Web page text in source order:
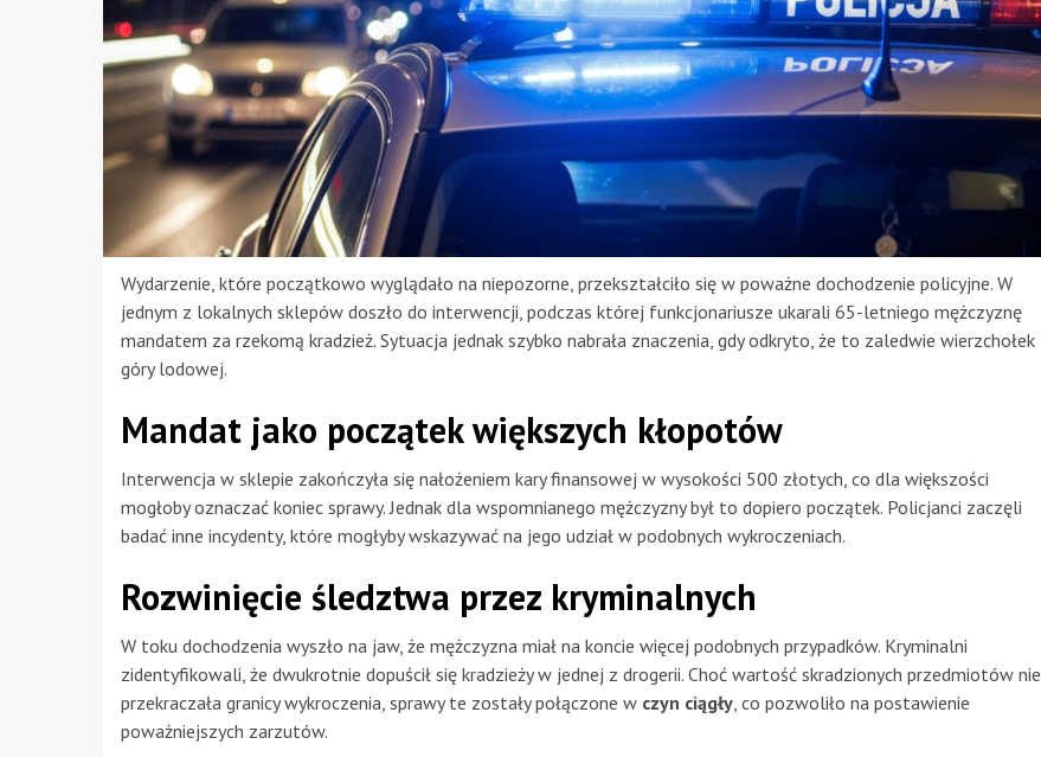
Wydarzenie, które początkowo wyglądało na niepozorne, przekształciło się w poważne dochodzenie policyjne. W
jednym z lokalnych sklepów doszło do interwencji, podczas której funkcjonariusze ukarali 65-letniego mężczyznę
mandatem za rzekomą kradzież. Sytuacja jednak szybko nabrała znaczenia, gdy odkryto, że to zaledwie wierzchołek
góry lodowej.
Mandat jako początek większych kłopotów
Interwencja w sklepie zakończyła się nałożeniem kary finansowej w wysokości 500 złotych, co dla większości
mogłoby oznaczać koniec sprawy. Jednak dla wspomnianego mężczyzny był to dopiero początek. Policjanci zaczęli
badać inne incydenty, które mogłyby wskazywać na jego udział w podobnych wykroczeniach.
Rozwinięcie śledztwa przez kryminalnych
W toku dochodzenia wyszło na jaw, że mężczyzna miał na koncie więcej podobnych przypadków. Kryminalni
zidentyfikowali, że dwukrotnie dopuścił się kradzieży w jednej z drogerii. Choć wartość skradzionych przedmiotów nie
przekraczała granicy wykroczenia, sprawy te zostały połączone w czyn ciągły , co pozwoliło na postawienie
poważniejszych zarzutów.